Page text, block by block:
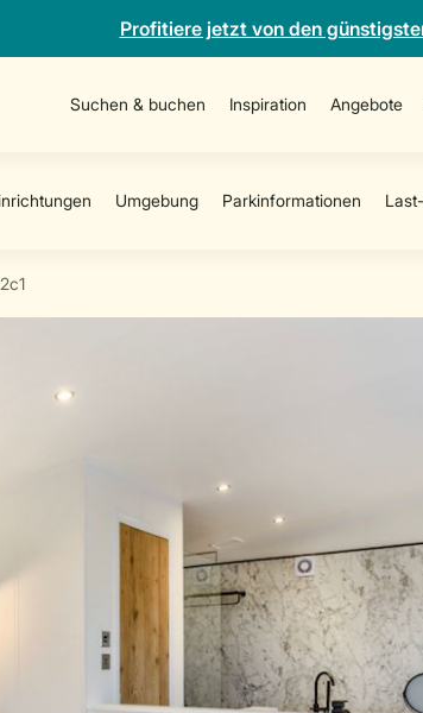
Profitiere jetzt von den
Suchen & buchen Inspiration Angebote
2c1